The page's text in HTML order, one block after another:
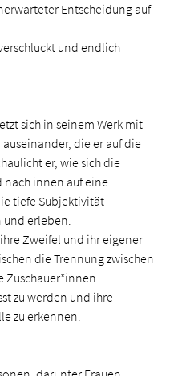
Entscheidung auf
und endlich
sich in seinem Werk mit
die er auf die
er, wie sich die
nach innen auf eine
tiefe Subjektivität
und erleben.
Zweifel und ihr eigener
die Trennung zwischen
Zuschauer*innen
zu werden und ihre
zu erkennen.